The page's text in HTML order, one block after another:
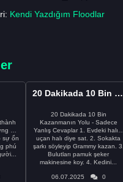
Kendi Yazdığım Floodlar
ai
sự ổn
phú
20 Dakikada 10 Bin Kazanmanın 100 Yanlış Yolu
20 Dakikada 10 Bin
Kazanmanın Yolu - Sadece
Yanlış Cevaplar 1. Evdeki halıyı
uçan halı diye sat. 2. Sokakta
şarkı söyleyip Grammy kazan. 3.
Bulutları pamuk şeker
makinesine koy. 4. Kedini...
06.07.2025 0